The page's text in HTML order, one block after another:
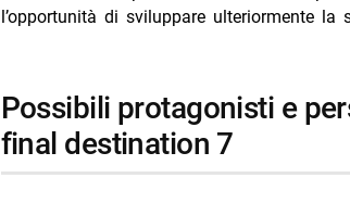
l’opportunità di sviluppare ulteriormente la
possibili protagonisti e personaggi ricorrenti in
final destination 7